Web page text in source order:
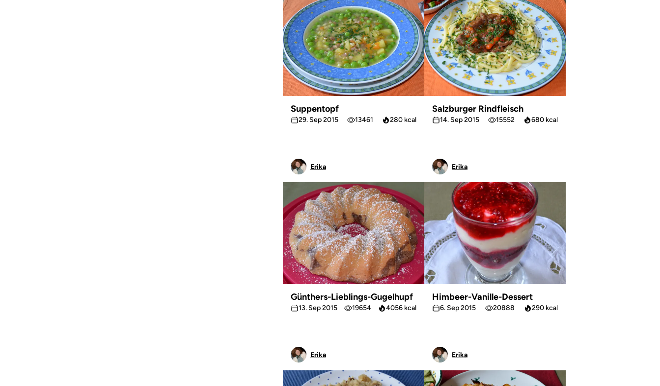
Suppentopf
29. Sep 2015 13461 280 kcal
Erika
Salzburger Rindfleisch
14. Sep 2015 15552 680 kcal
Erika
Günthers-Lieblings-Gugelhupf
13. Sep 2015 19654 4056 kcal
Erika
Himbeer-Vanille-Dessert
6. Sep 2015 20888 290 kcal
Erika